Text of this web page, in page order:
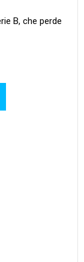
B, che perde